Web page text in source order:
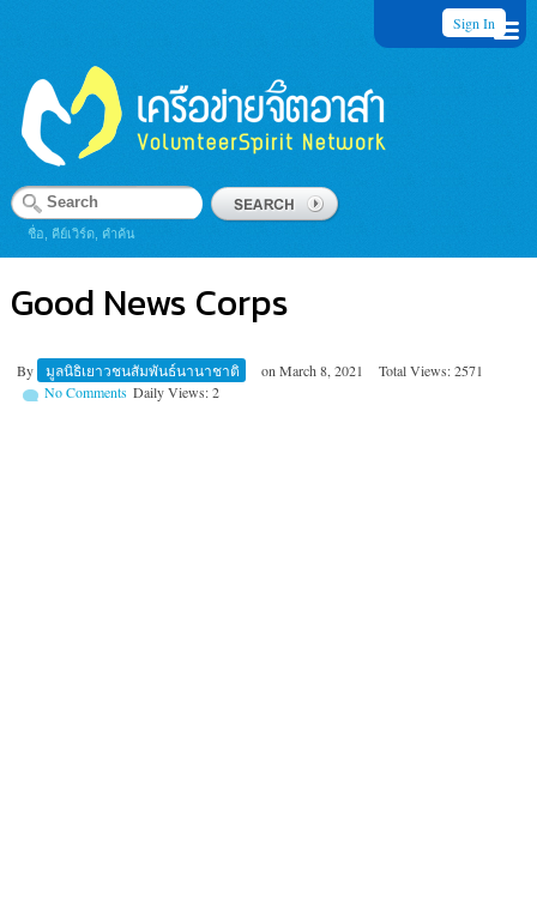
Sign In
ชื่อ, คีย์เวิร์ด, คำค้น
Good News Corps
By มูลนิธิเยาวชนสัมพันธ์นานาชาติ on March 8, 2021
Total Views: 2571
Daily Views: 2
No Comments